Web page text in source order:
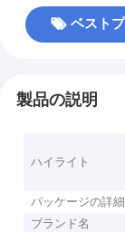
ベスト
製品の説明
ハイライト
パッケージの詳細
ブランド名